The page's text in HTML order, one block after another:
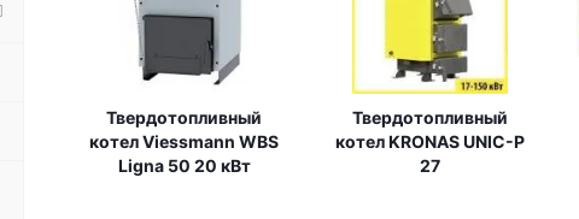
Твердотопливный
котел Viessmann WBS
Ligna 50 20 кВт
Твердотопливный
котел KRONAS UNIC-P
27